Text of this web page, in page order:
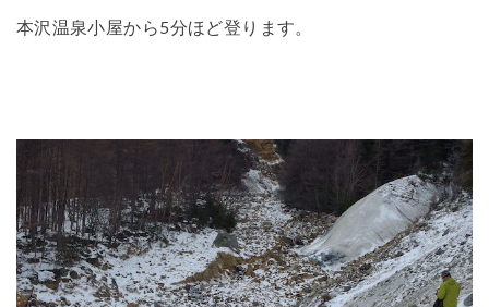
本沢温泉小屋から5分ほど登ります。